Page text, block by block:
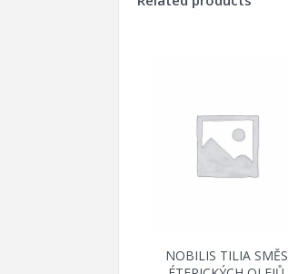
NOBILIS TILIA SMĚS